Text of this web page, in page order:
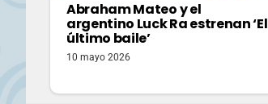
Abraham Mateo y el
argentino Luck Ra estrenan ‘El
último baile’
10 mayo 2026